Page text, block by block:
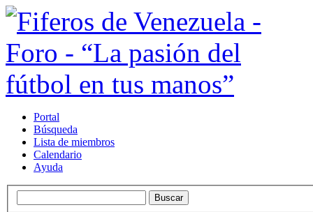
Portal
Búsqueda
Lista de miembros
Calendario
Ayuda